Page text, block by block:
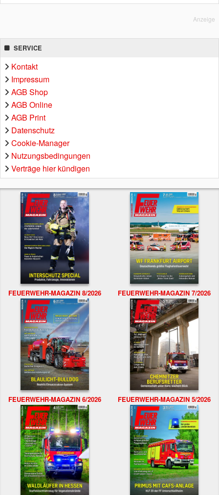
Anzeige
SERVICE
Kontakt
Impressum
AGB Shop
AGB Online
AGB Print
Datenschutz
Cookie-Manager
Nutzungsbedingungen
Verträge hier kündigen
FEUERWEHR-MAGAZIN 8/2026 FEUERWEHR-MAGAZIN 7/2026
FEUERWEHR-MAGAZIN 6/2026 FEUERWEHR-MAGAZIN 5/2026